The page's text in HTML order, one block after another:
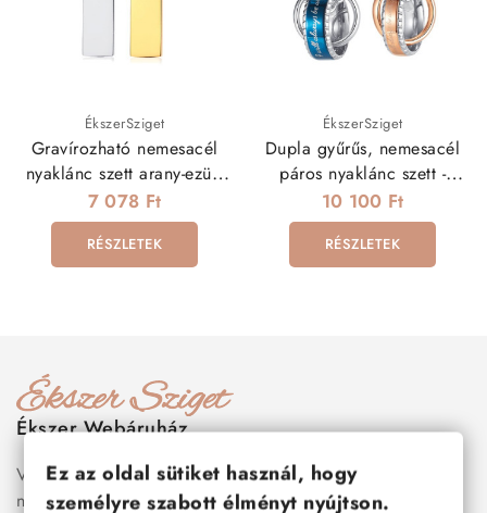
ÉkszerSziget
Gravírozható nemesacél
nyaklánc szett arany-ezüst
színben
7 078 Ft
RÉSZLETEK
ÉkszerSziget
Dupla gyűrűs, nemesacél
páros nyaklánc szett -
Örökké veled leszek
10 100 Ft
RÉSZLETEK
Ékszer Webáruház
Válogass több száz prémium minőségű, stílusos és tartós
nemesacél ékszer és orvosi fém ékszer közül, amelyek
Ez az oldal sütiket használ, hogy
személyre szabott élményt nyújtson.